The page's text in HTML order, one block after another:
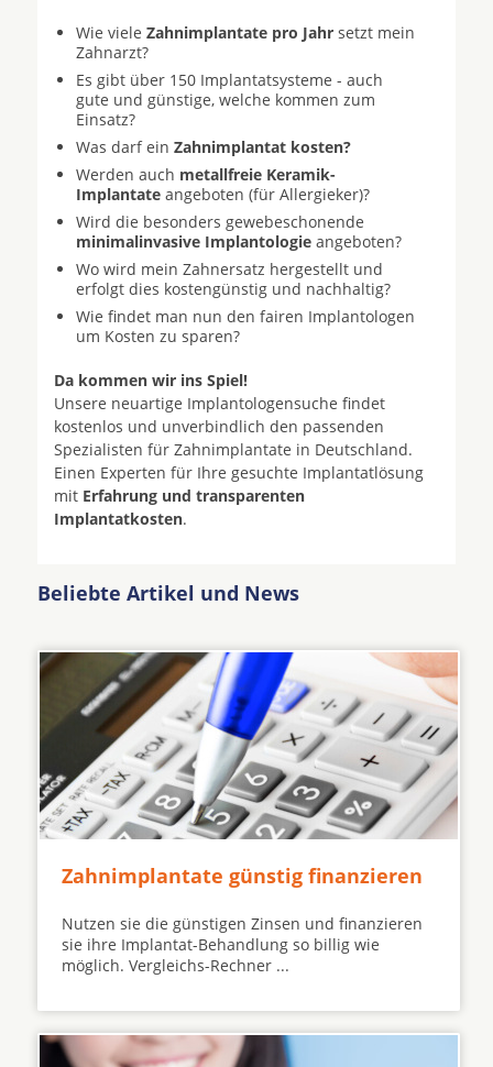
Wie viele Zahnimplantate pro Jahr setzt mein
Zahnarzt?
Es gibt über 150 Implantatsysteme - auch
gute und günstige, welche kommen zum
Einsatz?
Was darf ein Zahnimplantat kosten?
Werden auch metallfreie Keramik-
Implantate angeboten (für Allergieker)?
Wird die besonders gewebeschonende
minimalinvasive Implantologie angeboten?
Wo wird mein Zahnersatz hergestellt und
erfolgt dies kostengünstig und nachhaltig?
Wie findet man nun den fairen Implantologen
um Kosten zu sparen?
Da kommen wir ins Spiel!
Unsere neuartige Implantologensuche findet
kostenlos und unverbindlich den passenden
Spezialisten für Zahnimplantate in Deutschland.
Einen Experten für Ihre gesuchte Implantatlösung
mit Erfahrung und transparenten
Implantatkosten.
Beliebte Artikel und News
Zahnimplantate günstig finanzieren
Nutzen sie die günstigen Zinsen und finanzieren
sie ihre Implantat-Behandlung so billig wie
möglich. Vergleichs-Rechner ...